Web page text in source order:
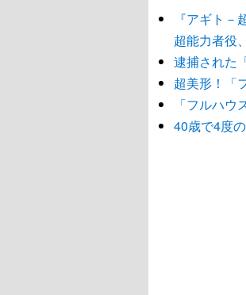
『アギト
超能力者役
逮捕された
超美形！「
「フルハ
40歳で4度